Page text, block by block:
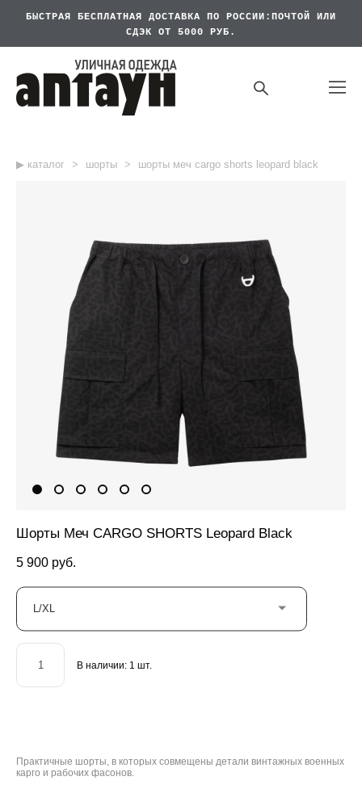
БЫСТРАЯ БЕСПЛАТНАЯ
ДОСТАВКА ПО РОССИИ:ПОЧТОЙ ИЛИ
СДЭК ОТ 5000 РУБ.
▶︎ каталог > шорты > шорты меч cargo shorts leopard black
Шорты Меч CARGO SHORTS Leopard Black
5 900 pуб.
L/XL
В наличии: 1 шт.
Практичные шорты, в которых совмещены детали винтажных военных
карго и рабочих фасонов.